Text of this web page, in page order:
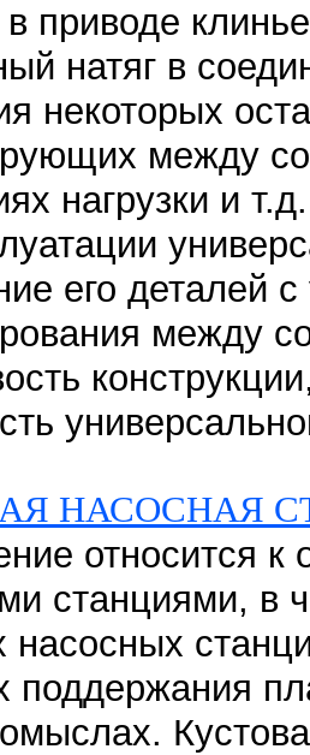
приводе
натяг в
некоторых
между
нагрузки и
его деталей
между
НАСОСНАЯ
относится к
станциями, в
насосных
поддержания